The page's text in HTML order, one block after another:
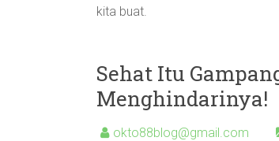
kita buat.
Sehat Itu
Menghindarinya!
okto88blog@gmail.com